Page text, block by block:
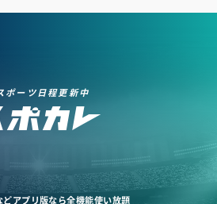
ポーツ日程更新中
どアプリ版なら全機能使い放題